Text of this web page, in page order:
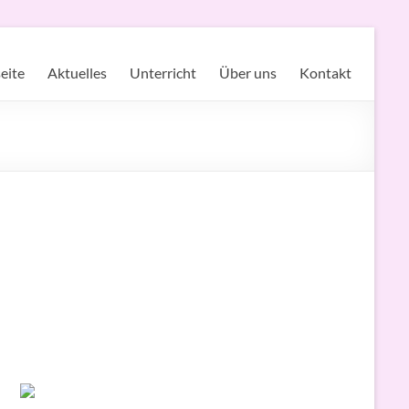
Aktuelles Unterricht Über uns Kontakt